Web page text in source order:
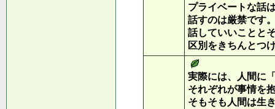
プライベートな話
話すのは厳禁です
話していいことと
区別をきちんとつ
実際には、人間に
それぞれが事情を
そもそも人間は生